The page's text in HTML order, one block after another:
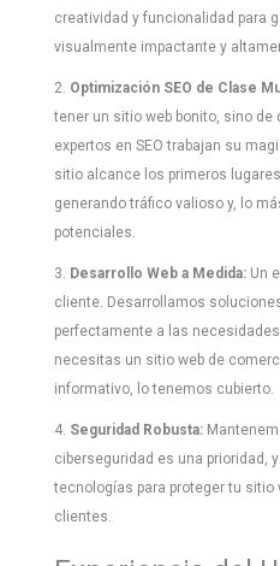
creatividad y funcionalidad para
visualmente impactante y
2. Optimización SEO de Clase
tener un sitio web bonito, sino
expertos en SEO trabajan su
sitio alcance los primeros
generando tráfico valioso y, lo
potenciales.
3. Desarrollo Web a Medida: Un
cliente. Desarrollamos
perfectamente a las
necesitas un sitio web de
informativo, lo tenemos cubierto.
4. Seguridad Robusta:
ciberseguridad es una prioridad,
tecnologías para proteger tu sitio
clientes.